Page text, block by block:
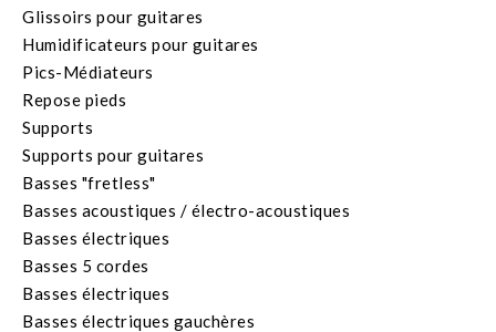
Glissoirs pour guitares
Humidificateurs pour guitares
Pics-Médiateurs
Repose pieds
Supports
Supports pour guitares
Basses "fretless"
Basses acoustiques / électro-acoustiques
Basses électriques
Basses 5 cordes
Basses électriques
Basses électriques gauchères